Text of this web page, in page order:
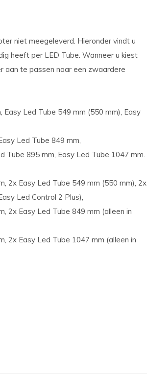
niet meegeleverd. Hieronder vindt u
heeft per LED Tube. Wanneer u kiest
aan te passen naar een zwaardere
Easy Led Tube 549 mm (550 mm), Easy
Led Tube 849 mm,
Tube 895 mm, Easy Led Tube 1047 mm.
2x Easy Led Tube 549 mm (550 mm), 2x
Led Control 2 Plus),
2x Easy Led Tube 849 mm (alleen in
2x Easy Led Tube 1047 mm (alleen in